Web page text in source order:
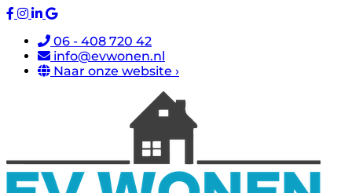
06 - 408 720 42
info@evwonen.nl
Naar onze website ›